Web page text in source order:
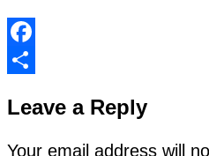
Facebook
Leave a Reply
Your email address will